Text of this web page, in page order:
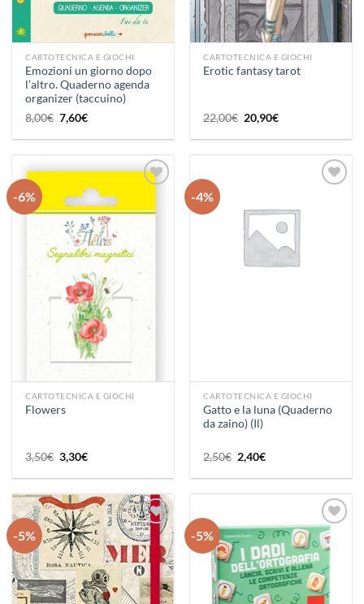
CARTOTECNICA E GIOCHI
Emozioni un giorno dopo
l’altro. Quaderno agenda
organizer (taccuino)
8,00€ Il
prezzo
originale
8,00€.
7,60€Il
attuale
7,60€.
CARTOTECNICA E GIOCHI
Erotic fantasy tarot
22,00€ Il
prezzo
originale
22,00€.
20,90€Il
attuale
20,90€.
-6%
desideri
CARTOTECNICA E GIOCHI
Flowers
3,50€ Il
prezzo
originale
3,50€.
3,30€Il
attuale
3,30€.
-4%
CARTOTECNICA E GIOCHI
Gatto e la luna (Quaderno
da zaino) (Il)
2,50€ Il
prezzo
originale
2,50€.
2,40€Il
attuale
2,40€.
-5%
Aggiungi
alla lista
dei
desideri
-5%
Aggiungi
alla lista
dei
desideri